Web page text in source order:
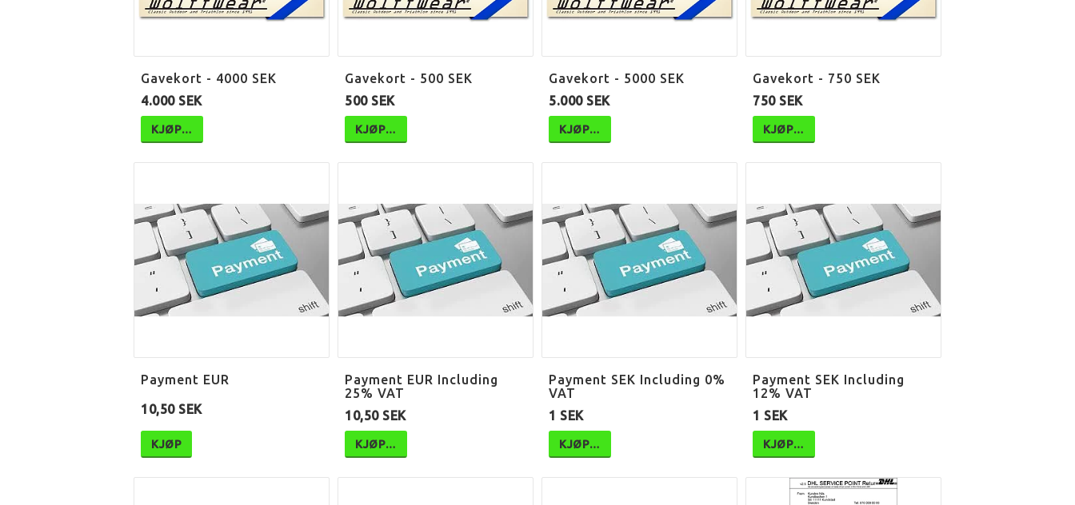
Gavekort - 4000 SEK
4.000 SEK
KJØP…
Gavekort - 500 SEK
500 SEK
KJØP…
Gavekort - 5000 SEK
5.000 SEK
KJØP…
Gavekort - 750 SEK
750 SEK
KJØP…
Payment EUR
10,50 SEK
KJØP
Payment EUR Including
25% VAT
10,50 SEK
KJØP…
Payment SEK Including 0%
VAT
1 SEK
KJØP…
Payment SEK Including
12% VAT
1 SEK
KJØP…